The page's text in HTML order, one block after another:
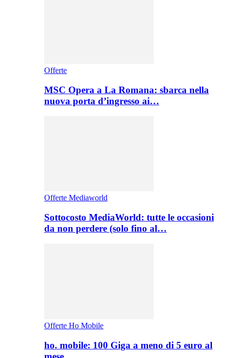
Offerte
MSC Opera a La Romana: sbarca nella
nuova porta d’ingresso ai…
Offerte Mediaworld
Sottocosto MediaWorld: tutte le occasioni
da non perdere (solo fino al…
Offerte Ho Mobile
ho. mobile: 100 Giga a meno di 5 euro al